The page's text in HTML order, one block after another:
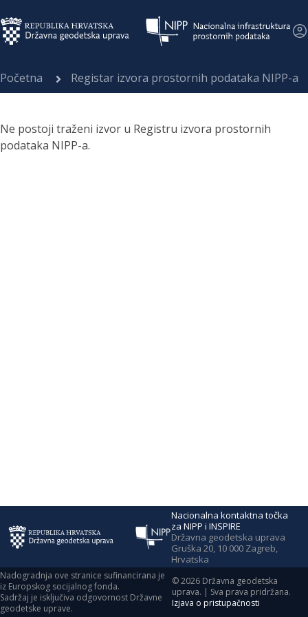
Početna Registar izvora prostornih podataka NIPP-a
Ne postoji traženi izvor u Registru izvora prostornih
podataka NIPP-a.
Nacionalna kontaktna točka
za NIPP i INSPIRE
Državna geodetska uprava
Gruška 20, 10 000 Zagreb,
Hrvatska
Nadogradnja ove stranice sufinancirana je
iz Europskog socijalnog fonda.
Sadržaj je isključiva odgovornost Državne
geodetske uprave.
©2026 Državna geodetska
uprava. | Sva prava pridržana.
Izjava o pristupačnosti